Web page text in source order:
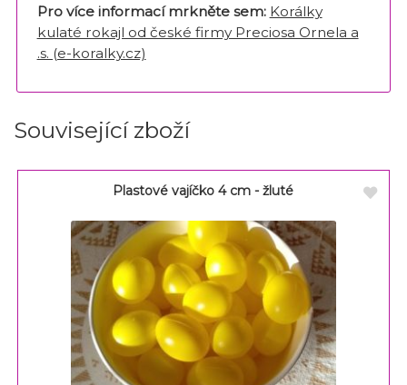
Pro více informací mrkněte sem: Korálky
kulaté rokajl od české firmy Preciosa Ornela a
.s. (e-koralky.cz)
Související zboží
Plastové vajíčko 4 cm - žluté